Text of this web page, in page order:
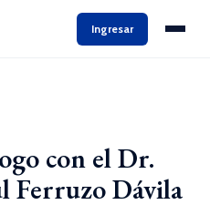
Ingresar
con el Dr.
Ferruzo Dávila